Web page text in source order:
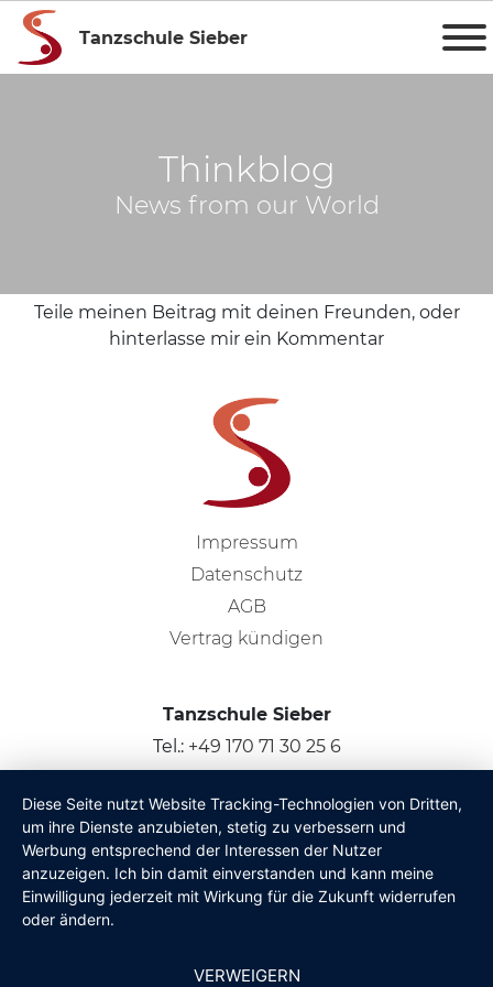
Tanzschule Sieber
Thinkblog
News from our World
Teile meinen Beitrag mit deinen Freunden, oder
hinterlasse mir ein Kommentar
Diese Seite nutzt Website Tracking-Technologien von Dritten,
um ihre Dienste anzubieten, stetig zu verbessern und
Werbung entsprechend der Interessen der Nutzer
anzuzeigen. Ich bin damit einverstanden und kann meine
Einwilligung jederzeit mit Wirkung für die Zukunft widerrufen
oder ändern.
VERWEIGERN
Impressum
Datenschutz
AGB
Vertrag kündigen
Tanzschule Sieber
Tel.: +49 170 71 30 25 6
© 2026Claus Sieber